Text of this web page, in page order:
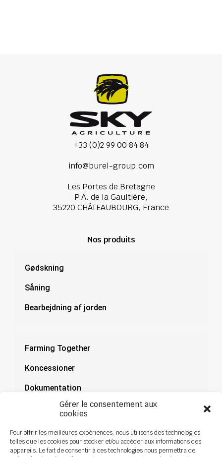
Gérer le consentement aux
cookies
Pour offrir les meilleures expériences, nous utilisons des technologies
telles que les cookies pour stocker et/ou accéder aux informations des
appareils. Le fait de consentir à ces technologies nous permettra de
+33 (0)2 99 00 84 84
info@burel-group.com
Les Portes de Bretagne
P.A. de la Gaultière,
35220 CHÂTEAUBOURG, France
Nos produits
Gødskning
Såning
Bearbejdning af jorden
Farming Together
Koncessioner
Dokumentation